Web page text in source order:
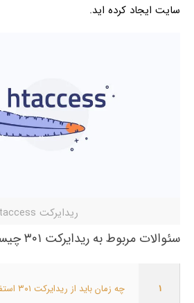
سایت ایجاد کرده اید.
ریدایرکت htaccess
سئوالات مربوط به ریدایرکت ۳۰۱ چیست؟
چه زمان باید از ریدایرکت ۳۰۱ استفاده کرد؟